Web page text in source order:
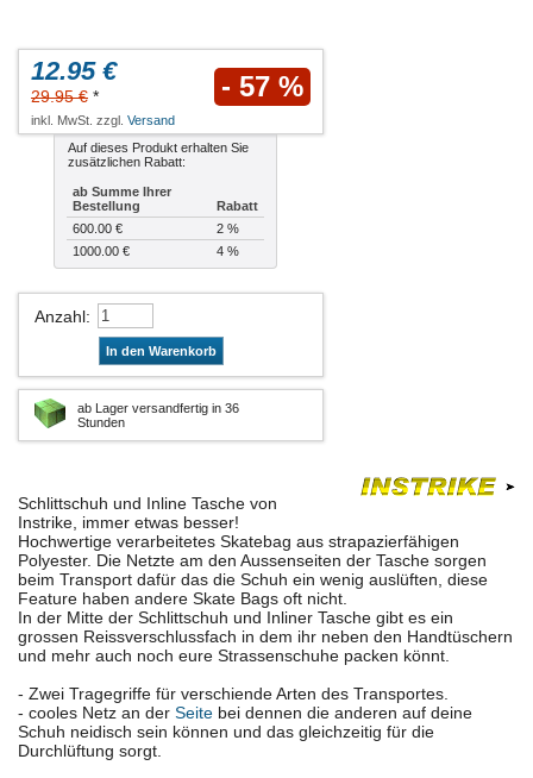
12.95 €
29.95 € * - 57 %
inkl. MwSt. zzgl. Versand
Auf dieses Produkt erhalten Sie
zusätzlichen Rabatt:
ab Summe Ihrer
Bestellung
Rabatt
600.00 €
2 %
1000.00 €
4 %
Anzahl:
In den Warenkorb
ab Lager versandfertig in 36
Stunden
Schlittschuh und Inline Tasche von
Instrike, immer etwas besser!
Hochwertige verarbeitetes Skatebag aus strapazierfähigen
Polyester. Die Netzte am den Aussenseiten der Tasche sorgen
beim Transport dafür das die Schuh ein wenig auslüften, diese
Feature haben andere Skate Bags oft nicht.
In der Mitte der Schlittschuh und Inliner Tasche gibt es ein
grossen Reissverschlussfach in dem ihr neben den Handtüschern
und mehr auch noch eure Strassenschuhe packen könnt.
- Zwei Tragegriffe für verschiende Arten des Transportes.
- cooles Netz an der Seite bei dennen die anderen auf deine
Schuh neidisch sein können und das gleichzeitig für die
Durchlüftung sorgt.